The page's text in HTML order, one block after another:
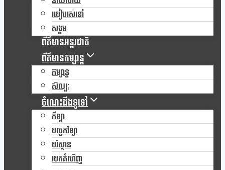
របៀបរស់នៅ
សង្គម
ព័ត៌មានអន្តរជាតិ
ព័ត៌មានកម្សាន្ត
កម្សាន្ត
សិល្បៈ
ចំណេះដឹងទូទៅ
កីឡា
បច្ចេកវិទ្យា
បរិស្ថាន
របកគំហើញ